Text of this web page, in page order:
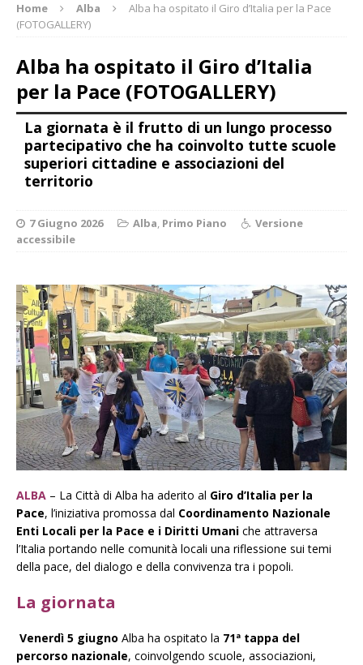
Home Alba
Alba ha ospitato il Giro d’Italia per la Pace
(FOTOGALLERY)
Alba ha ospitato il Giro d’Italia
per la Pace (FOTOGALLERY)
La giornata è il frutto di un lungo processo
partecipativo che ha coinvolto tutte scuole
superiori cittadine e associazioni del
territorio
7 Giugno 2026 Alba, Primo Piano
Versione
accessibile
ALBA – La Città di Alba ha aderito al Giro d’Italia per la
Pace, l’iniziativa promossa dal Coordinamento Nazionale
Enti Locali per la Pace e i Diritti Umani che attraversa
l’Italia portando nelle comunità locali una riflessione sui temi
della pace, del dialogo e della convivenza tra i popoli.
La giornata
Venerdì 5 giugno Alba ha ospitato la 71ª tappa del
percorso nazionale, coinvolgendo scuole, associazioni,